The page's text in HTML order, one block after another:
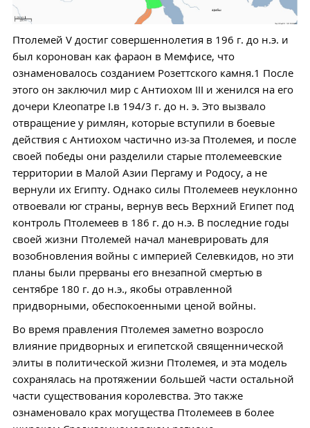
Птолемей V достиг совершеннолетия в 196 г. до н.э. и
был коронован как фараон в Мемфисе, что
ознаменовалось созданием Розеттского камня.1 После
этого он заключил мир с Антиохом III и женился на его
дочери Клеопатре I.в 194/3 г. до н. э. Это вызвало
отвращение у римлян, которые вступили в боевые
действия с Антиохом частично из-за Птолемея, и после
своей победы они разделили старые птолемеевские
территории в Малой Азии Пергаму и Родосу, а не
вернули их Египту. Однако силы Птолемеев неуклонно
отвоевали юг страны, вернув весь Верхний Египет под
контроль Птолемеев в 186 г. до н.э. В последние годы
своей жизни Птолемей начал маневрировать для
возобновления войны с империей Селевкидов, но эти
планы были прерваны его внезапной смертью в
сентябре 180 г. до н.э., якобы отравленной
придворными, обеспокоенными ценой войны.
Во время правления Птолемея заметно возросло
влияние придворных и египетской священнической
элиты в политической жизни Птолемея, и эта модель
сохранялась на протяжении большей части остальной
части существования королевства. Это также
ознаменовало крах могущества Птолемеев в более